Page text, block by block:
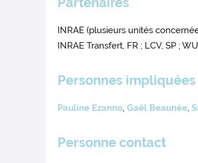
INRAE (plusieurs unités
INRAE Transfert, FR ; LCV, SP ;
Personnes impliquées
Pauline Ezanno,Gaël Beaunée,
Personne contact